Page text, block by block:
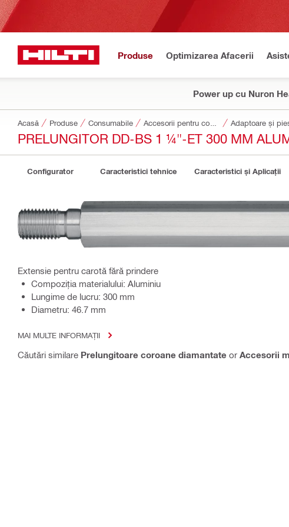
Produse Optimizarea Afacerii
Power up cu Nuron
Acasă Produse Consumabile Adaptoare și
PRELUNGITOR DD-BS 1 ¼"-ET 300 MM
Configurator Caracteristici tehnice Caracteristici și Aplicații
Extensie pentru carotă fără prindere
Compoziţia materialului: Aluminiu
Lungime de lucru: 300 mm
Diametru: 46.7 mm
MAI MULTE INFORMAȚII
Căutări similare Prelungitoare coroane diamantate or Accesorii